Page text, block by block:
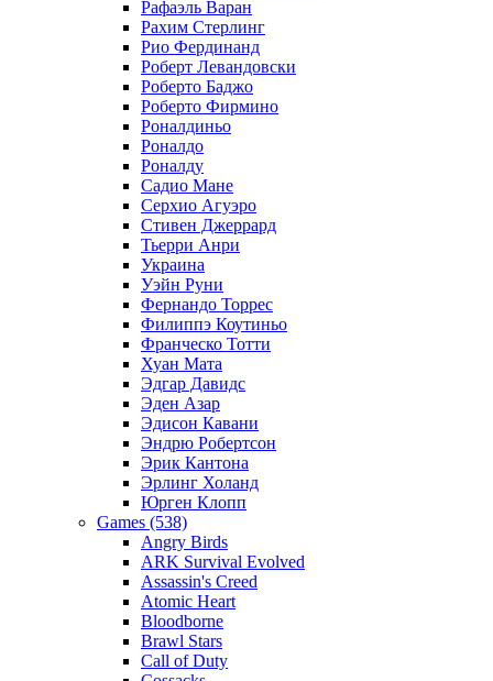
Рафаэль Варан
Рахим Стерлинг
Рио Фердинанд
Роберт Левандовски
Роберто Баджо
Роберто Фирмино
Роналдиньо
Роналдо
Роналду
Садио Мане
Серхио Агуэро
Стивен Джеррард
Тьерри Анри
Украина
Уэйн Руни
Фернандо Торрес
Филиппэ Коутиньо
Франческо Тотти
Хуан Мата
Эдгар Давидс
Эден Азар
Эдисон Кавани
Эндрю Робертсон
Эрик Кантона
Эрлинг Холанд
Юрген Клопп
Games (538)
Angry Birds
ARK Survival Evolved
Assassin's Creed
Atomic Heart
Bloodborne
Brawl Stars
Call of Duty